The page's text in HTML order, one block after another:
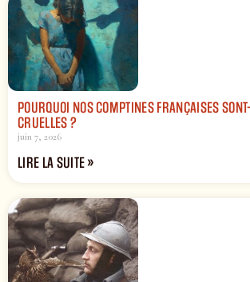
POURQUOI NOS COMPTINES FRANÇAISES
CRUELLES ?
juin 7, 2026
LIRE LA SUITE »